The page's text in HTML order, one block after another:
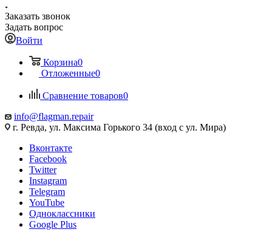
Заказать звонок
Задать вопрос
Войти
Корзина0
Отложенные0
Сравнение товаров0
info@flagman.repair
г. Ревда, ул. Максима Горького 34 (вход с ул. Мира)
Вконтакте
Facebook
Twitter
Instagram
Telegram
YouTube
Одноклассники
Google Plus